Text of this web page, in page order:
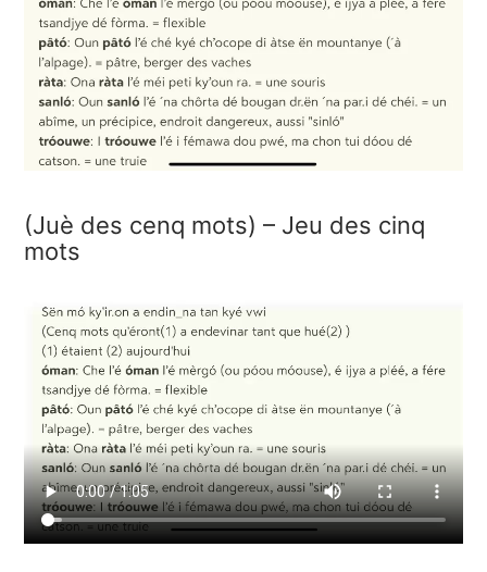
(Juè des cenq mots) – Jeu des cinq
mots